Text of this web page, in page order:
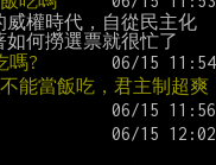
權時代，自從民主化
嗎?
能當飯吃，君主制超爽